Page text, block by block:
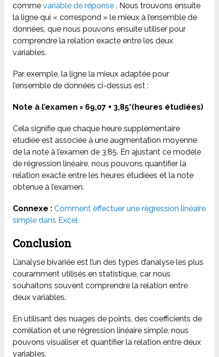
commevariable de réponse . Nous trouvons ensuite
la ligne qui « correspond » le mieux à l’ensemble de
données, que nous pouvons ensuite utiliser pour
comprendre la relation exacte entre les deux
variables.
Par exemple, la ligne la mieux adaptée pour
l’ensemble de données ci-dessus est :
Note à l’examen = 69,07 + 3,85*(heures étudiées)
Cela signifie que chaque heure supplémentaire
étudiée est associée à une augmentation moyenne
de la note à l’examen de 3,85. En ajustant ce modèle
de régression linéaire, nous pouvons quantifier la
relation exacte entre les heures étudiées et la note
obtenue à l’examen.
Connexe : Comment effectuer une régression linéaire
simple dans Excel
Conclusion
L’analyse bivariée est l’un des types d’analyse les plus
couramment utilisés en statistique, car nous
souhaitons souvent comprendre la relation entre
deux variables.
En utilisant des nuages de points, des coefficients de
corrélation et une régression linéaire simple, nous
pouvons visualiser et quantifier la relation entre deux
variables.